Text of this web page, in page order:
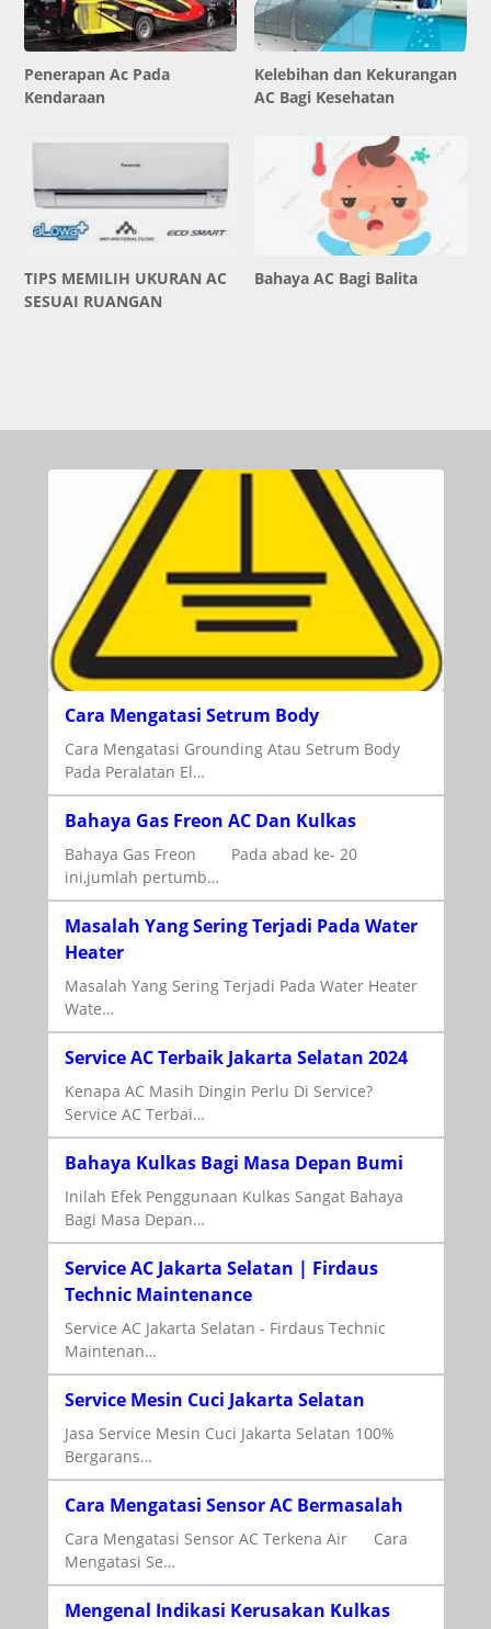
Penerapan Ac Pada
Kendaraan
Kelebihan dan Kekurangan
AC Bagi Kesehatan
TIPS MEMILIH UKURAN AC
SESUAI RUANGAN
Bahaya AC Bagi Balita
Cara Mengatasi Setrum Body
Cara Mengatasi Grounding Atau Setrum Body
Pada Peralatan El…
Bahaya Gas Freon AC Dan Kulkas
Bahaya Gas Freon Pada abad ke- 20
ini,jumlah pertumb…
Masalah Yang Sering Terjadi Pada Water
Heater
Masalah Yang Sering Terjadi Pada Water Heater
Wate…
Service AC Terbaik Jakarta Selatan 2024
Kenapa AC Masih Dingin Perlu Di Service?
Service AC Terbai…
Bahaya Kulkas Bagi Masa Depan Bumi
Inilah Efek Penggunaan Kulkas Sangat Bahaya
Bagi Masa Depan…
Service AC Jakarta Selatan | Firdaus
Technic Maintenance
Service AC Jakarta Selatan - Firdaus Technic
Maintenan…
Service Mesin Cuci Jakarta Selatan
Jasa Service Mesin Cuci Jakarta Selatan 100%
Bergarans…
Cara Mengatasi Sensor AC Bermasalah
Cara Mengatasi Sensor AC Terkena Air Cara
Mengatasi Se…
Mengenal Indikasi Kerusakan Kulkas